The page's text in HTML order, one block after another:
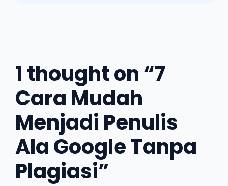
1 thought on “7
Cara Mudah
Menjadi Penulis
Ala Google Tanpa
Plagiasi”